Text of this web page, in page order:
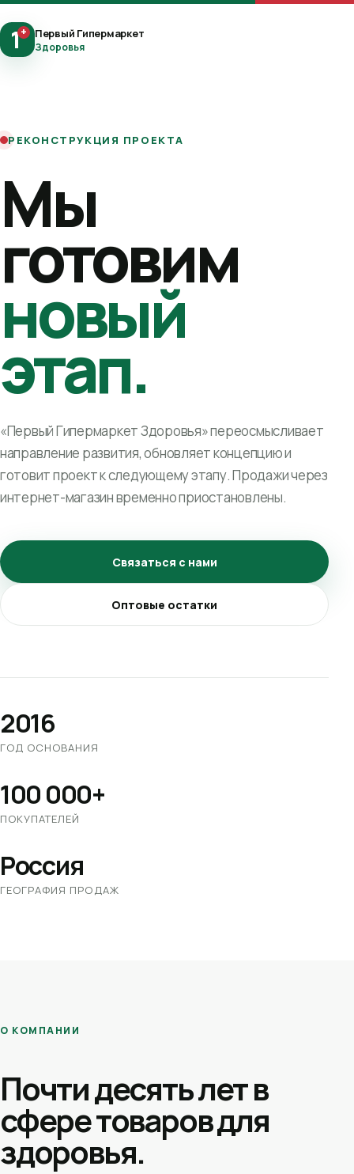
1+ Первый Гипермаркет
Здоровья
РЕКОНСТРУКЦИЯ ПРОЕКТА
Мы
готовим
новый
этап.
«Первый Гипермаркет Здоровья» переосмысливает
направление развития, обновляет концепцию и
готовит проект к следующему этапу. Продажи через
интернет-магазин временно приостановлены.
Связаться с нами
Оптовые остатки
2016
ГОД ОСНОВАНИЯ
100 000+
ПОКУПАТЕЛЕЙ
Россия
ГЕОГРАФИЯ ПРОДАЖ
О КОМПАНИИ
Почти десять лет в
сфере товаров для
здоровья.